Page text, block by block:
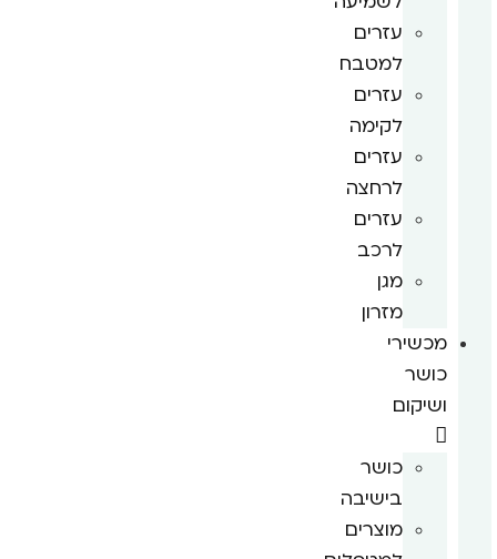
עזרים
למטבח
עזרים
לקימה
עזרים
לרחצה
עזרים
לרכב
מגן
מזרון
מכשירי
כושר
ושיקום
כושר
בישיבה
מוצרים